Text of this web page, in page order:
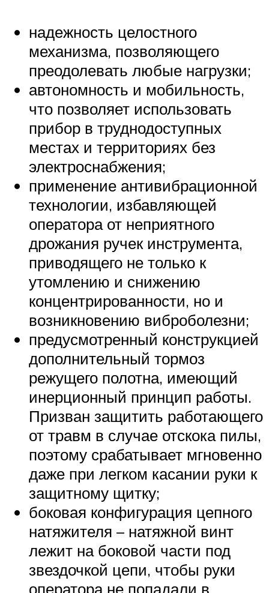
надежность целостного
механизма, позволяющего
преодолевать любые нагрузки;
автономность и мобильность,
что позволяет использовать
прибор в труднодоступных
местах и территориях без
электроснабжения;
применение антивибрационной
технологии, избавляющей
оператора от неприятного
дрожания ручек инструмента,
приводящего не только к
утомлению и снижению
концентрированности, но и
возникновению виброболезни;
предусмотренный конструкцией
дополнительный тормоз
режущего полотна, имеющий
инерционный принцип работы.
Призван защитить работающего
от травм в случае отскока пилы,
поэтому срабатывает мгновенно
даже при легком касании руки к
защитному щитку;
боковая конфигурация цепного
натяжителя – натяжной винт
лежит на боковой части под
звездочкой цепи, чтобы руки
оператора не попадали в